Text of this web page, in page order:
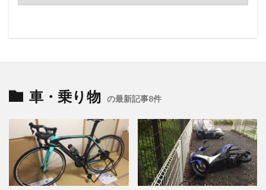
車・乗り物 の最新記事8件